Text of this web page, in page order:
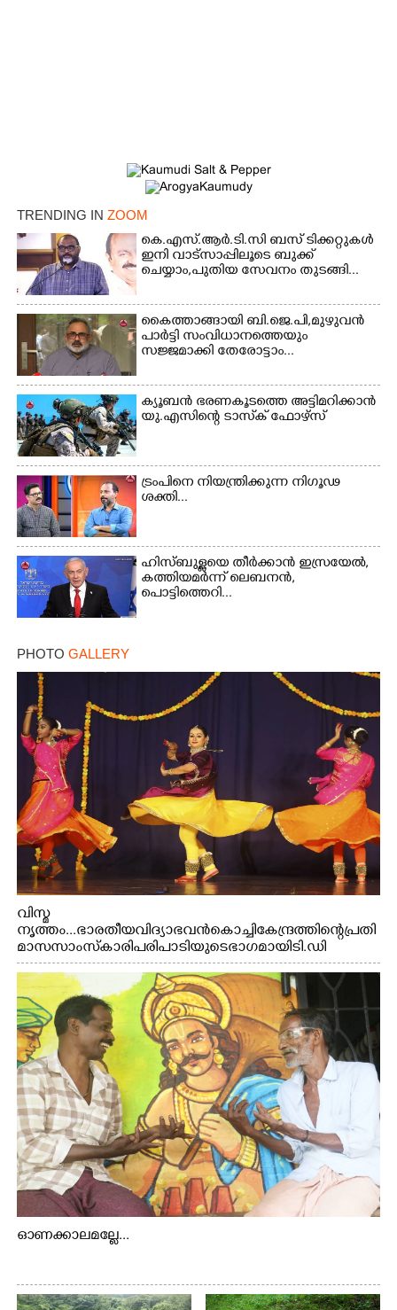
TRENDING IN ZOOM
കെ.എസ്.ആർ.ടി.സി ബസ് ടിക്കറ്റുകൾ
ഇനി വാട്സാപ്പിലൂടെ ബുക്ക്
ചെയ്യാം,പുതിയ സേവനം തുടങ്ങി...
കൈത്താങ്ങായി ബി.ജെ.പി,മുഴുവൻ
പാർട്ടി സംവിധാനത്തെയും
സജ്ജമാക്കി തേരോട്ടാം...
ക്യൂബൻ ഭരണകൂടത്തെ അട്ടിമറിക്കാൻ
യു.എസിന്റെ ടാസ്‌ക് ഫോഴ്സ്
ട്രംപിനെ നിയന്ത്രിക്കുന്ന നിഗൂഢ
ശക്തി...
ഹിസ്ബുള്ളയെ തീർക്കാൻ ഇസ്രയേൽ,
കത്തിയമർന്ന് ലെബനൻ,
പൊട്ടിത്തെറി...
PHOTO GALLERY
വിസ്മ
നൃത്തം...ഭാരതീയ വിദ്യാഭവൻ കൊച്ചി കേന്ദ്രത്തിന്റെ പ്രതി
മാസ സാംസ്കാരി പരിപാടിയുടെ ഭാഗമായി ടി.ഡി
റോഡിലെ ഭാരതീയ വിദ്യാഭവൻ സർദാർ പട്ടേൽ
സഭാഗൃഹത്തിൽ പ്രശസ്ത കഥക് നർത്തകി എം.
അക്ഷത അവതരിപ്പിച്ച ലയ നമൻ കഥകിൽ നിന്ന്
ഓണക്കാലമല്ലേ...
Share this link